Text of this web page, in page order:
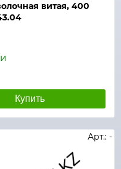
витая, 400
Купить
Арт.: -